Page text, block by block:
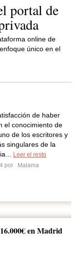
portal de
online de
único en el
de haber
el conocimiento de
de los escritores y
singulares de la
Leer el resto
por
Malama
en Madrid